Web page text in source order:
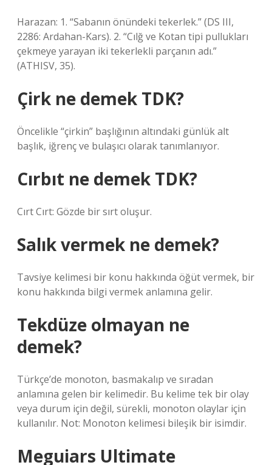
Harazan: 1. “Sabanın önündeki tekerlek.” (DS III,
2286: Ardahan-Kars). 2. “Cılğ ve Kotan tipi pullukları
çekmeye yarayan iki tekerlekli parçanın adı.”
(ATHISV, 35).
Çirk ne demek TDK?
Öncelikle “çirkin” başlığının altındaki günlük alt
başlık, iğrenç ve bulaşıcı olarak tanımlanıyor.
Cırbıt ne demek TDK?
Cırt Cırt: Gözde bir sırt oluşur.
Salık vermek ne demek?
Tavsiye kelimesi bir konu hakkında öğüt vermek, bir
konu hakkında bilgi vermek anlamına gelir.
Tekdüze olmayan ne
demek?
Türkçe’de monoton, basmakalıp ve sıradan
anlamına gelen bir kelimedir. Bu kelime tek bir olay
veya durum için değil, sürekli, monoton olaylar için
kullanılır. Not: Monoton kelimesi bileşik bir isimdir.
Meguiars Ultimate